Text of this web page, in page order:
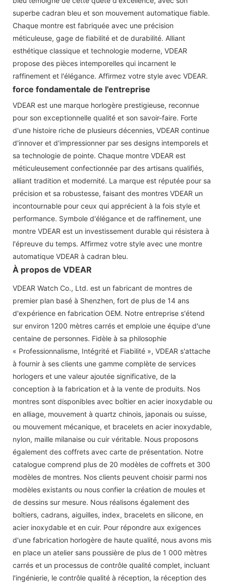
superbe cadran bleu et son mouvement automatique fiable.
Chaque montre est fabriquée avec une précision
méticuleuse, gage de fiabilité et de durabilité. Alliant
esthétique classique et technologie moderne, VDEAR
propose des pièces intemporelles qui incarnent le
raffinement et l'élégance. Affirmez votre style avec VDEAR.
force fondamentale de l'entreprise
VDEAR est une marque horlogère prestigieuse, reconnue
pour son exceptionnelle qualité et son savoir-faire. Forte
d'une histoire riche de plusieurs décennies, VDEAR continue
d'innover et d'impressionner par ses designs intemporels et
sa technologie de pointe. Chaque montre VDEAR est
méticuleusement confectionnée par des artisans qualifiés,
alliant tradition et modernité. La marque est réputée pour sa
précision et sa robustesse, faisant des montres VDEAR un
incontournable pour ceux qui apprécient à la fois style et
performance. Symbole d'élégance et de raffinement, une
montre VDEAR est un investissement durable qui résistera à
l'épreuve du temps. Affirmez votre style avec une montre
automatique VDEAR à cadran bleu.
À propos de VDEAR
VDEAR Watch Co., Ltd. est un fabricant de montres de
premier plan basé à Shenzhen, fort de plus de 14 ans
d'expérience en fabrication OEM. Notre entreprise s'étend
sur environ 1200 mètres carrés et emploie une équipe d'une
centaine de personnes. Fidèle à sa philosophie
« Professionnalisme, Intégrité et Fiabilité », VDEAR s'attache
à fournir à ses clients une gamme complète de services
horlogers et une valeur ajoutée significative, de la
conception à la fabrication et à la vente de produits. Nos
montres sont disponibles avec boîtier en acier inoxydable ou
en alliage, mouvement à quartz chinois, japonais ou suisse,
ou mouvement mécanique, et bracelets en acier inoxydable,
nylon, maille milanaise ou cuir véritable. Nous proposons
également des coffrets avec carte de présentation. Notre
catalogue comprend plus de 20 modèles de coffrets et 300
modèles de montres. Nos clients peuvent choisir parmi nos
modèles existants ou nous confier la création de moules et
de dessins sur mesure. Nous réalisons également des
boîtiers, cadrans, aiguilles, index, bracelets en silicone, en
acier inoxydable et en cuir. Pour répondre aux exigences
d'une fabrication horlogère de haute qualité, nous avons mis
en place un atelier sans poussière de plus de 1 000 mètres
carrés et un processus de contrôle qualité complet, incluant
l'ingénierie, le contrôle qualité à réception, la réception des